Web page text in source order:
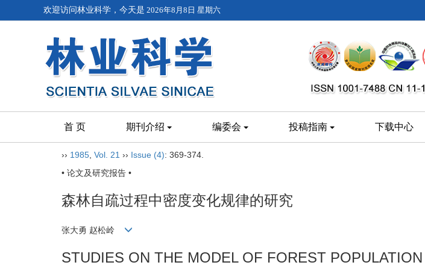
欢迎访问林业科学，今天是 2026年8月8日 星期六
首 页 期刊介绍 编委会 投稿指南 下载中心
›› 1985 Vol. 21 ›› Issue (4): 369-374.
• 论文及研究报告 •
森林自疏过程中密度变化规律的研究
张大勇 赵松岭
STUDIES ON THE MODEL OF FOREST